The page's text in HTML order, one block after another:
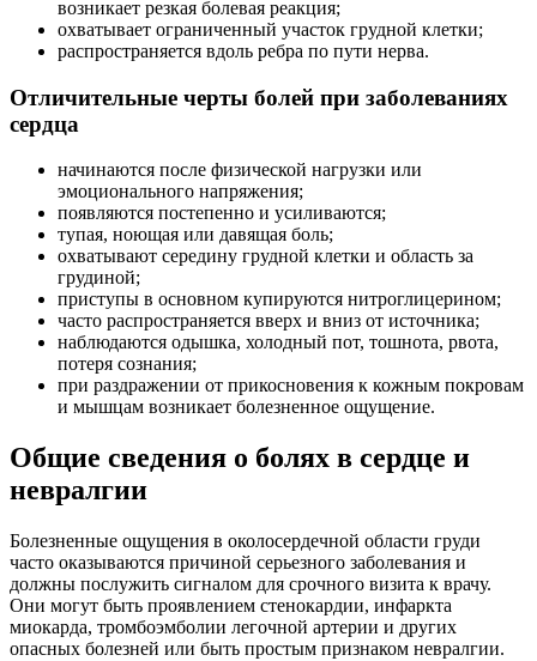
возникает резкая болевая реакция;
охватывает ограниченный участок грудной клетки;
распространяется вдоль ребра по пути нерва.
Отличительные черты болей при заболеваниях
сердца
начинаются после физической нагрузки или
эмоционального напряжения;
появляются постепенно и усиливаются;
тупая, ноющая или давящая боль;
охватывают середину грудной клетки и область за
грудиной;
приступы в основном купируются нитроглицерином;
часто распространяется вверх и вниз от источника;
наблюдаются одышка, холодный пот, тошнота, рвота,
потеря сознания;
при раздражении от прикосновения к кожным покровам
и мышцам возникает болезненное ощущение.
Общие сведения о болях в сердце и
невралгии
Болезненные ощущения в околосердечной области груди
часто оказываются причиной серьезного заболевания и
должны послужить сигналом для срочного визита к врачу.
Они могут быть проявлением стенокардии, инфаркта
миокарда, тромбоэмболии легочной артерии и других
опасных болезней или быть простым признаком невралгии.